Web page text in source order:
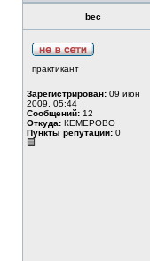
bec
практикант
Зарегистрирован: 09 июн
2009, 05:44
Сообщений: 12
Откуда: КЕМЕРОВО
Пункты репутации: 0